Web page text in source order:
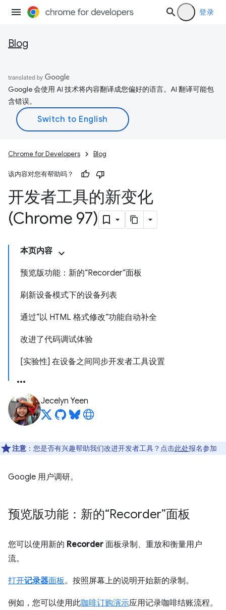
登录
Blog
Google 会使用 AI 技术将内容翻译成您偏好的语言。AI 翻译可能包
含错误。
Chrome for Developers Blog
该内容对您有帮助吗？
开发者工具的新变化
(Chrome 97)
本页内容
预览版功能：新的“Recorder”面板
刷新设备模式下的设备列表
通过“以 HTML 格式修改”功能自动补全
改进了代码调试体验
[实验性] 在设备之间同步开发者工具设置
Jecelyn Yeen
注意 ：您是否有兴趣帮助我们改进开发者工具？点击此处报名参加
Google 用户调研。
预览版功能：新的“Recorder”面板
您可以使用新的 Recorder 面板录制、重放和衡量用户
流。
打开记录器面板。按照屏幕上的说明开始新的录制。
例如，您可以使用此咖啡订购演示应用记录咖啡结账流程。